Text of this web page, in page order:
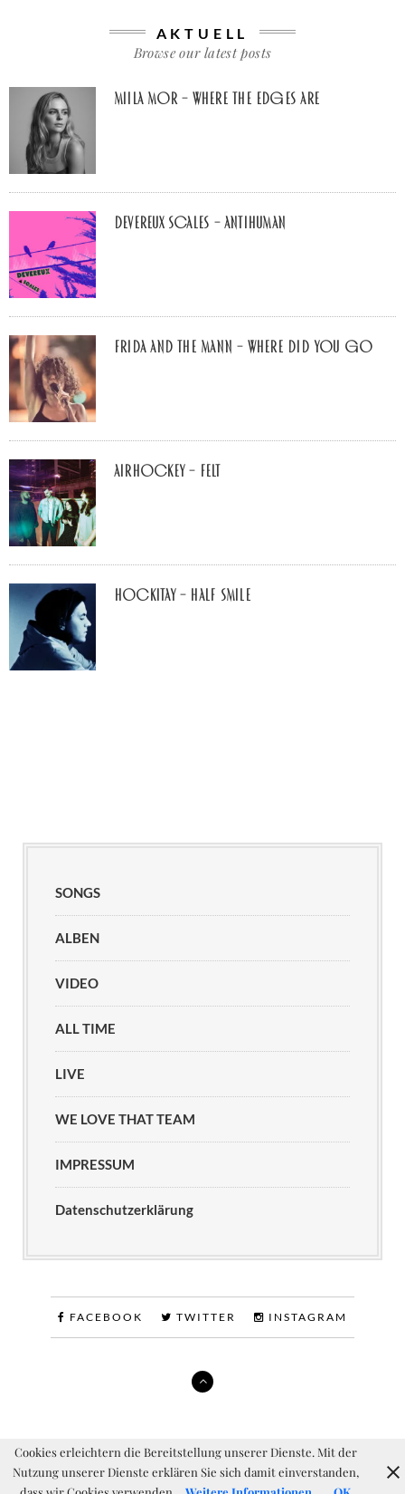
AKTUELL
Browse our latest posts
Miila Mor – Where The Edges Are
Devereux Scales – Antihuman
Frida and The Mann – Where Did You Go
airhockey – felt
Hockitay – half smile
SONGS
ALBEN
VIDEO
ALL TIME
LIVE
WE LOVE THAT TEAM
IMPRESSUM
Datenschutzerklärung
FACEBOOK TWITTER INSTAGRAM
Cookies erleichtern die Bereitstellung unserer Dienste. Mit der
Nutzung unserer Dienste erklären Sie sich damit einverstanden,